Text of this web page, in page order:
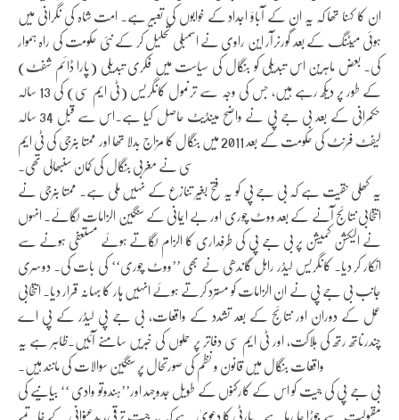
ان کا کہنا تھا کہ یہ ان کے آباؤ اجداد کے خوابوں کی تعبیر ہے۔ امت شاہ کی نگرانی میں
ہوئی میٹنگ کے بعد گورنرآر این راوی نے اسمبلی تحلیل کر کے نئی حکومت کی راہ ہموار
کی۔ بعض ماہرین اس تبدیلی کو بنگال کی سیاست میں فکری تبدیلی (پارا ڈائم شفٹ)
کے طور پر دیکھ رہے ہیں، جس کی وجہ سے ترنمول کانگریس (ٹی ایم سی) کی 13 سالہ
حکمرانی کے بعد بی جے پی نے واضح مینڈیٹ حاصل کیا ہے۔اس سے قبل 34 سالہ
لیفٹ فرنٹ کی حکومت کے بعد 2011 میں بنگال کا مزاج بدلا تھا اور ممتا بنرجی کی ٹی ایم
سی نے مغربی بنگال کی کمان سنبھالی تھی۔
یہ کھلی حقیت ہے کہ بی جے پی کو یہ فتح بغیر تنازع کے نہیں ملی ہے۔ ممتا بنرجی نے
انتخابی نتائج آنے کے بعد ووٹ چوری اور بے ایمانی کے سنگین الزامات لگائے۔ انہوں
نے الیکشن کمیشن پر بی جے پی کی طرفداری کا الزام لگاتے ہوئے مستعفی ہونے سے
انکار کر دیا۔ کانگریس لیڈر راہل گاندھی نے بھی ’’ووٹ چوری‘‘ کی بات کی۔ دوسری
جانب بی جے پی نے ان الزامات کو مسترد کرتے ہوئے انہیں ہار کا بہانہ قرار دیا۔ انتخابی
عمل کے دوران اور نتائج کے بعد تشدد کے واقعات، بی جے پی لیڈر کے پی اے
چندرناتھ رتھ کی ہلاکت، اور ٹی ایم سی دفاتر پر حملوں کی خبریں سامنے آئیں۔ظاہر ہے یہ
واقعات بنگال میں قانون و نظم کی صورتحال پر سنگین سوالات کی مانند ہیں۔
بی جے پی کی جیت کو اس کے کارکنوں کے طویل جدوجہد اور’’ہندوتو وادی ‘‘ بیانیے کی